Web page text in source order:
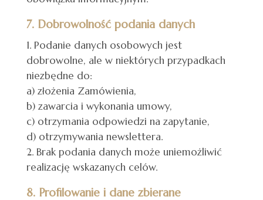
7. Dobrowolność podania danych
Podanie danych osobowych jest
dobrowolne, ale w niektórych przypadkach
niezbędne do:
a) złożenia Zamówienia,
b) zawarcia i wykonania umowy,
c) otrzymania odpowiedzi na zapytanie,
d) otrzymywania newslettera.
Brak podania danych może uniemożliwić
realizację wskazanych celów.
8. Profilowanie i dane zbierane